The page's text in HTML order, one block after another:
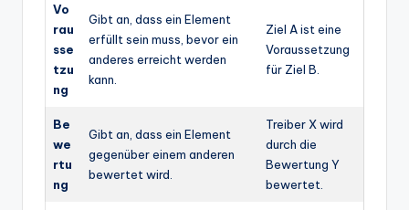
Vo
rau
sse
tzu
ng
Gibt an, dass ein Element
erfüllt sein muss, bevor ein
anderes erreicht werden
kann.
Ziel A ist eine
Voraussetzung
für Ziel B.
Be
we
rtu
ng
Gibt an, dass ein Element
gegenüber einem anderen
bewertet wird.
Treiber X wird
durch die
Bewertung Y
bewertet.